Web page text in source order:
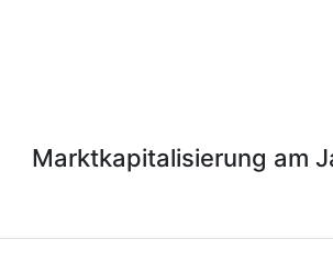
Marktkapitalisierung am